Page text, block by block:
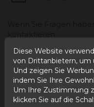
Kontakt
Template
Diese Website
von Drittanbietern, um
Und zeigen Sie
indem Sie Ihre
Um Ihre Zustimmung
klicken Sie auf die